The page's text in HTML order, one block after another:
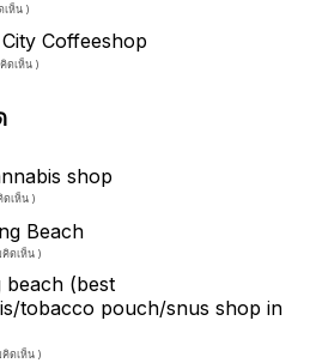
เห็น )
Coffeeshop
ดเห็น )
shop
ดเห็น )
Beach
ดเห็น )
beach (best
tobacco pouch/snus shop in
ดเห็น )